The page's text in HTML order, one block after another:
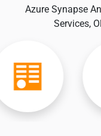
Azure Synapse
Services,